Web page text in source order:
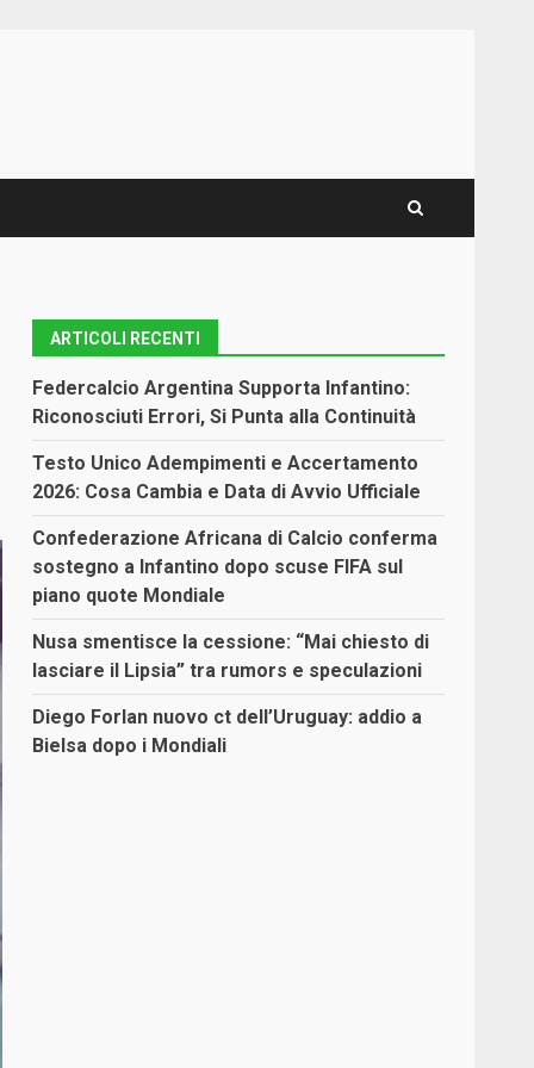
ARTICOLI RECENTI
Federcalcio Argentina Supporta Infantino:
Riconosciuti Errori, Si Punta alla Continuità
Testo Unico Adempimenti e Accertamento
2026: Cosa Cambia e Data di Avvio Ufficiale
Confederazione Africana di Calcio conferma
sostegno a Infantino dopo scuse FIFA sul
piano quote Mondiale
Nusa smentisce la cessione: “Mai chiesto di
lasciare il Lipsia” tra rumors e speculazioni
Diego Forlan nuovo ct dell’Uruguay: addio a
Bielsa dopo i Mondiali